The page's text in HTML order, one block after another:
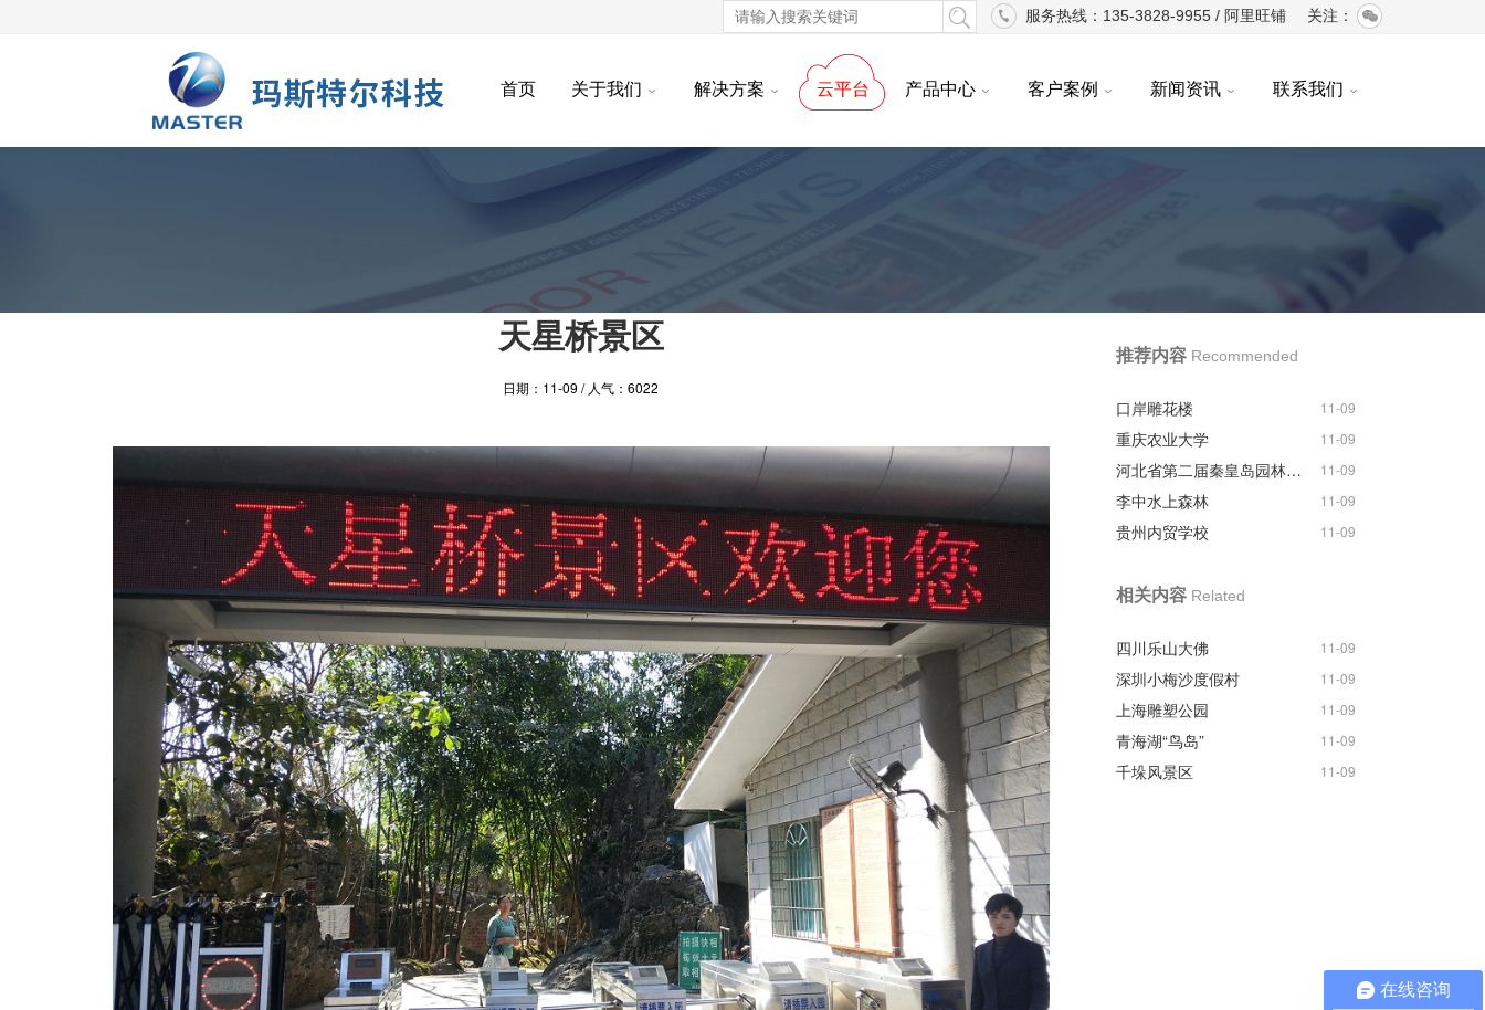
服务热线：135-3828-9955 / 阿里旺铺 关注：
首页 关于我们 解决方案 云平台 产品中心 客户案例 新闻资讯 联系我们
天星桥景区
日期：11-09 / 人气：6022
推荐内容 Recommended
口岸雕花楼 11-09
重庆农业大学 11-09
河北省第二届秦皇岛园林博览会 11-09
李中水上森林 11-09
贵州内贸学校 11-09
相关内容 Related
四川乐山大佛 11-09
深圳小梅沙度假村 11-09
上海雕塑公园 11-09
青海湖“鸟岛” 11-09
千垛风景区 11-09
在线咨询